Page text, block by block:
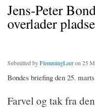
Jens-Peter
overlader
Submitted byFlemmingLeeron 25
Bondes briefing den 25.
Farvel og tak fra